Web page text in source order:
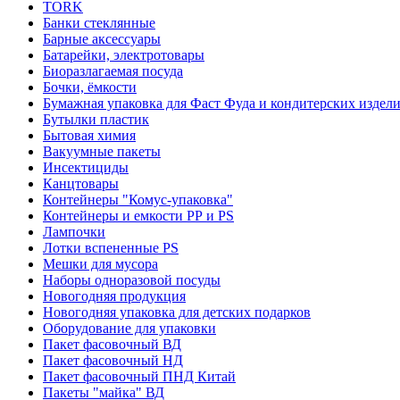
TORK
Банки стеклянные
Барные аксессуары
Батарейки, электротовары
Биоразлагаемая посуда
Бочки, ёмкости
Бумажная упаковка для Фаст Фуда и кондитерских
Бутылки пластик
Бытовая химия
Вакуумные пакеты
Инсектициды
Канцтовары
Контейнеры "Комус-упаковка"
Контейнеры и емкости РР и PS
Лампочки
Лотки вспененные PS
Мешки для мусора
Наборы одноразовой посуды
Новогодняя продукция
Новогодняя упаковка для детских подарков
Оборудование для упаковки
Пакет фасовочный ВД
Пакет фасовочный НД
Пакет фасовочный ПНД Китай
Пакеты "майка" ВД